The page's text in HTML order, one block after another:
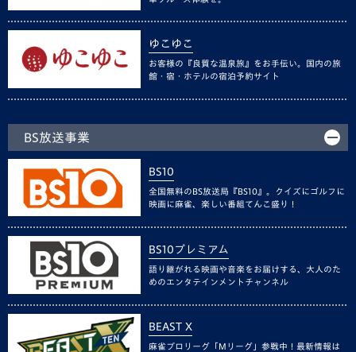
ゆこゆこ
お客様の『良質な温泉旅』をお手伝い。国内の旅
館・宿・ホテルの宿泊予約サイト
BS放送事業
BS10
全国無料のBS放送局『BS10』。クイズにゴルフに
映画に麻雀、楽しい番組てんこ盛り！
BS10プレミアム
語り継がれる映画や音楽をお届けする、大人のた
めのエンタテインメントチャンネル
BEAST X
麻雀プロリーグ「Mリーグ」参戦中！最新情報は